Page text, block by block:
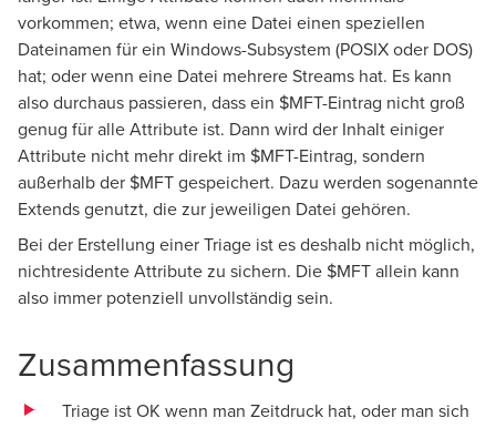
vorkommen; etwa, wenn eine Datei einen speziellen
Dateinamen für ein Windows-Subsystem (POSIX oder DOS)
hat; oder wenn eine Datei mehrere Streams hat. Es kann
also durchaus passieren, dass ein $MFT-Eintrag nicht groß
genug für alle Attribute ist. Dann wird der Inhalt einiger
Attribute nicht mehr direkt im $MFT-Eintrag, sondern
außerhalb der $MFT gespeichert. Dazu werden sogenannte
Extends genutzt, die zur jeweiligen Datei gehören.
Bei der Erstellung einer Triage ist es deshalb nicht möglich,
nichtresidente Attribute zu sichern. Die $MFT allein kann
also immer potenziell unvollständig sein.
Zusammenfassung
Triage ist OK wenn man Zeitdruck hat, oder man sich